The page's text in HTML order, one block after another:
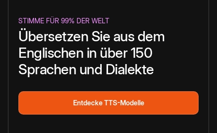
STIMME FÜR 99% DER WELT
Übersetzen Sie aus dem
Englischen in über 150
Sprachen und Dialekte
Entdecke TTS-Modelle